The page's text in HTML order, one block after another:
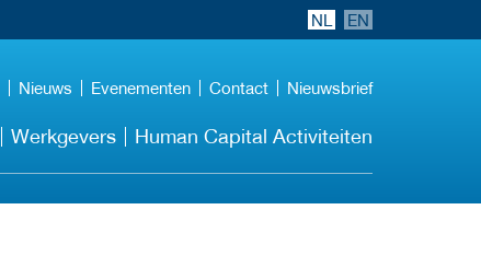
NL EN
Nieuws Evenementen Contact Nieuwsbrief
Werkgevers Human Capital Activiteiten